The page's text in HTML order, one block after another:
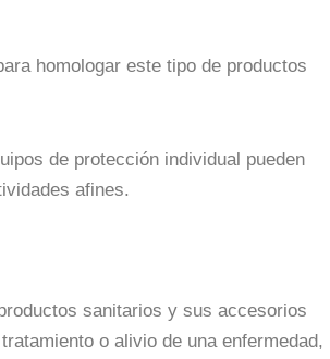
homologar este tipo de productos
de protección individual pueden
afines.
sanitarios y sus accesorios
o alivio de una enfermedad,